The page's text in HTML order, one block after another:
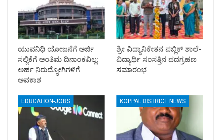
ಯುವನಿಧಿ ಯೋಜನೆಗೆ ಅರ್ಜಿ
ಸಲ್ಲಿಕೆಗೆ ಅಂತಿಮ ದಿನಾಂಕವಿಲ್ಲ:
ಅರ್ಹ ನಿರುದ್ಯೋಗಿಗಳಿಗೆ
ಅವಕಾಶ
ಶ್ರೀ ವಿದ್ಯಾನಿಕೇತನ ಪಬ್ಲಿಕ್ ಶಾಲೆ-
ವಿದ್ಯಾರ್ಥಿ ಸಂಸತ್ತಿನ ಪದಗ್ರಹಣ
ಸಮಾರಂಭ
EDUCATION-JOBS KOPPAL DISTRICT NEWS